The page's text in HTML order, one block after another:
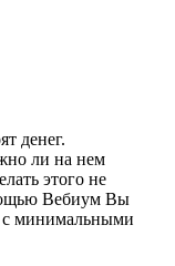
денег.
ли на нем
этого не
Вебиум Вы
с минимальными